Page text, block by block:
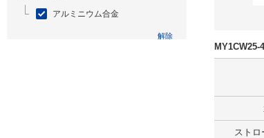
アルミニウム合金
解除
MY1CW25-
ストロ